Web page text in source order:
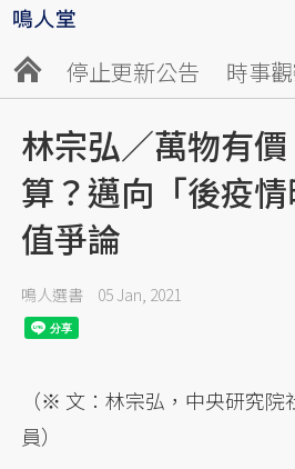
停止更新公告 時事
林宗弘／萬物有
算？邁向「後疫
值爭論
鳴人選書 05 Jan, 2021
（※ 文：林宗弘，中央研究
員）